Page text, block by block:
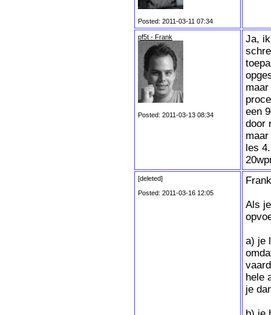
Posted: 2011-03-11 07:34
pf5t - Frank
Posted: 2011-03-13 08:34
Ja,
een
door
les
[deleted]
Posted: 2011-03-16 12:05
Als
a) je
hele
je